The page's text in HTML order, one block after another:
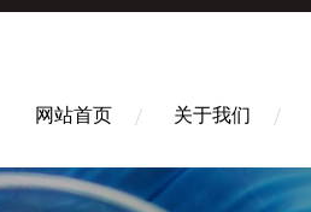
网站首页 关于我们